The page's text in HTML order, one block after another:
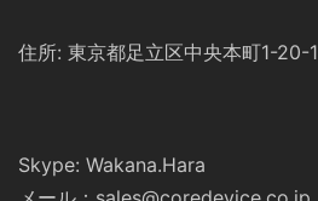
住所: 東京都足立区中央本町1-20-
Skype: Wakana.Hara